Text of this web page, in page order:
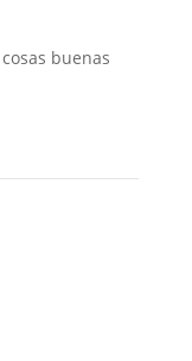
buenas